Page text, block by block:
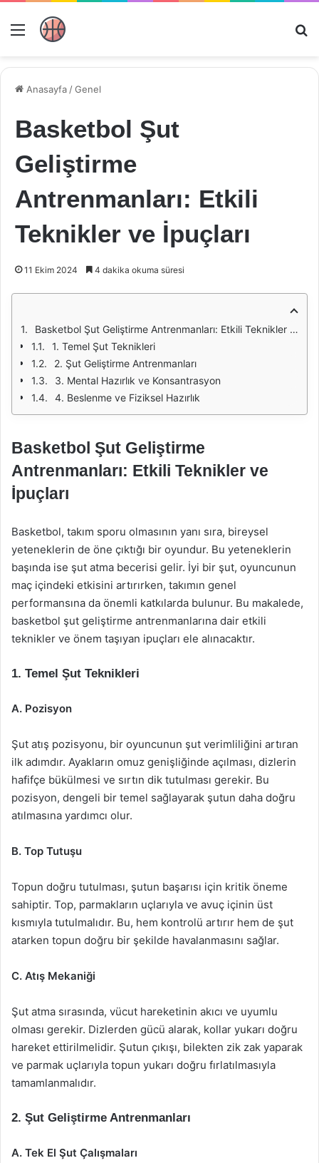
Menü
Anasayfa /Genel
Basketbol Şut
Geliştirme
Antrenmanları: Etkili
Teknikler ve İpuçları
11 Ekim 2024 4 dakika okuma süresi
Basketbol Şut Geliştirme Antrenmanları: Etkili Teknikler ve İpuçları
1. Temel Şut Teknikleri
2. Şut Geliştirme Antrenmanları
3. Mental Hazırlık ve Konsantrasyon
4. Beslenme ve Fiziksel Hazırlık
Basketbol Şut Geliştirme
Antrenmanları: Etkili Teknikler ve
İpuçları
Basketbol, takım sporu olmasının yanı sıra, bireysel
yeteneklerin de öne çıktığı bir oyundur. Bu yeteneklerin
başında ise şut atma becerisi gelir. İyi bir şut, oyuncunun
maç içindeki etkisini artırırken, takımın genel
performansına da önemli katkılarda bulunur. Bu makalede,
basketbol şut geliştirme antrenmanlarına dair etkili
teknikler ve önem taşıyan ipuçları ele alınacaktır.
1. Temel Şut Teknikleri
A. Pozisyon
Şut atış pozisyonu, bir oyuncunun şut verimliliğini artıran
ilk adımdır. Ayakların omuz genişliğinde açılması, dizlerin
hafifçe bükülmesi ve sırtın dik tutulması gerekir. Bu
pozisyon, dengeli bir temel sağlayarak şutun daha doğru
atılmasına yardımcı olur.
B. Top Tutuşu
Topun doğru tutulması, şutun başarısı için kritik öneme
sahiptir. Top, parmakların uçlarıyla ve avuç içinin üst
kısmıyla tutulmalıdır. Bu, hem kontrolü artırır hem de şut
atarken topun doğru bir şekilde havalanmasını sağlar.
C. Atış Mekaniği
Şut atma sırasında, vücut hareketinin akıcı ve uyumlu
olması gerekir. Dizlerden gücü alarak, kollar yukarı doğru
hareket ettirilmelidir. Şutun çıkışı, bilekten zik zak yaparak
ve parmak uçlarıyla topun yukarı doğru fırlatılmasıyla
tamamlanmalıdır.
2. Şut Geliştirme Antrenmanları
A. Tek El Şut Çalışmaları